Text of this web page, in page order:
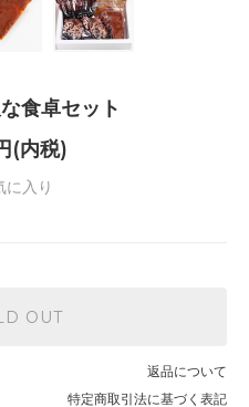
食卓セット
(内税)
に入り
OUT
返品について
特定商取引法に基づく表記